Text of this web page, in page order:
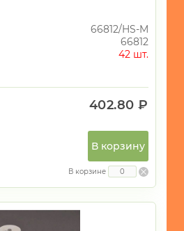
66812/HS-M
66812
42 шт.
402.80 ₽
В корзину
В корзине